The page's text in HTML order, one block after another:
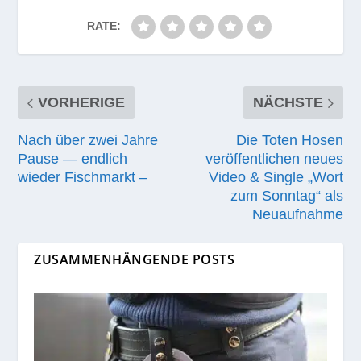
RATE:
VORHERIGE
Nach über zwei Jahre
Pause — endlich
wieder Fischmarkt –
NÄCHSTE
Die Toten Hosen
veröffentlichen neues
Video & Single „Wort
zum Sonntag“ als
Neuaufnahme
ZUSAMMENHÄNGENDE POSTS